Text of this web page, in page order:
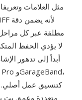
مثل العلامات
مطلقة عبر كل مراحل
أبداً إلى تدهور